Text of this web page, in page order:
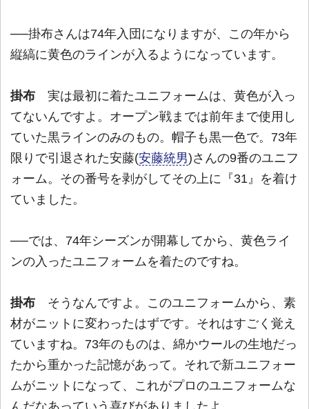
──掛布さんは74年入団になりますが、この年から
縦縞に黄色のラインが入るようになっています。
掛布 実は最初に着たユニフォームは、黄色が入っ
てないんですよ。オープン戦までは前年まで使用し
ていた黒ラインのみのもの。帽子も黒一色で。73年
限りで引退された安藤(安藤統男)さんの9番のユニフ
ォーム。その番号を剥がしてその上に『31』を着け
ていました。
──では、74年シーズンが開幕してから、黄色ライ
ンの入ったユニフォームを着たのですね。
掛布 そうなんですよ。このユニフォームから、素
材がニットに変わったはずです。それはすごく覚え
ていますね。73年のものは、綿かウールの生地だっ
たから重かった記憶があって。それで新ユニフォー
ムがニットになって、これがプロのユニフォームな
んだなあっていう喜びがありましたよ。